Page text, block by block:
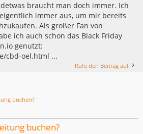
braucht man doch immer. Ich
immer aus, um mir bereits
Als großer Fan von
ich auch schon das Black Friday
genutzt:
cbd-oel.html ...
Rufe den Beitrag auf
buchen?
buchen?